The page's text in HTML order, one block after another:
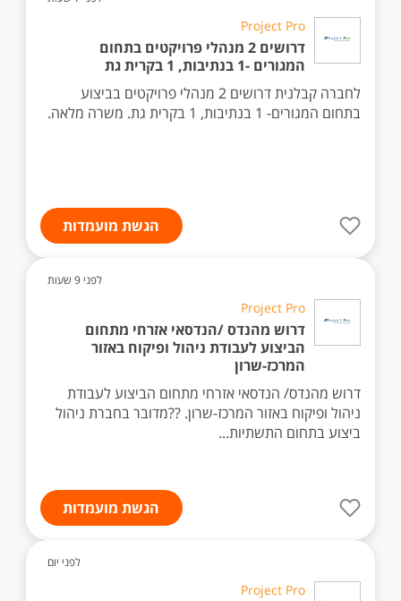
Project Pro
דרושים 2 מנהלי פרויקטים בתחום
המגורים -1 בנתיבות, 1 בקרית גת
לחברה קבלנית דרושים 2 מנהלי פרויקטים בביצוע
בתחום המגורים- 1 בנתיבות, 1 בקרית גת. משרה מלאה.
הגשת מועמדות
לפני 9 שעות
Project Pro
דרוש מהנדס /הנדסאי אזרחי מתחום
הביצוע לעבודת ניהול ופיקוח באזור
המרכז-שרון
דרוש מהנדס/ הנדסאי אזרחי מתחום הביצוע לעבודת
ניהול ופיקוח באזור המרכז-שרון. ??מדובר בחברת ניהול
ביצוע בתחום התשתיות...
הגשת מועמדות
לפני יום
Project Pro